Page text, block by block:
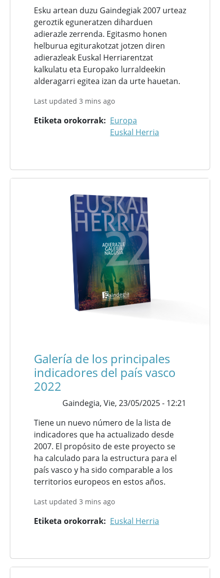
Esku artean duzu Gaindegiak 2007 urteaz
geroztik eguneratzen diharduen
adierazle zerrenda. Egitasmo honen
helburua egiturakotzat jotzen diren
adierazleak Euskal Herriarentzat
kalkulatu eta Europako lurraldeekin
alderagarri egitea izan da urte hauetan.
Last updated 3 mins ago
Etiketa orokorrak
Europa
Euskal Herria
Galería de los principales
indicadores del país vasco
2022
Gaindegia, Vie, 23/05/2025 - 12:21
Tiene un nuevo número de la lista de
indicadores que ha actualizado desde
2007. El propósito de este proyecto se
ha calculado para la estructura para el
país vasco y ha sido comparable a los
territorios europeos en estos años.
Last updated 3 mins ago
Etiketa orokorrak Euskal Herria